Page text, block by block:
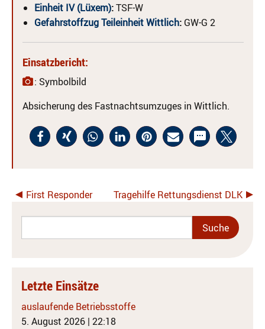
Einheit IV (Lüxem):TSF-W
Gefahrstoffzug Teileinheit Wittlich: GW-G 2
Einsatzbericht:
: Symbolbild
Absicherung des Fastnachtsumzuges in Wittlich.
First Responder Tragehilfe Rettungsdienst DLK
Letzte Einsätze
auslaufende Betriebsstoffe
5. August 2026 | 22:18